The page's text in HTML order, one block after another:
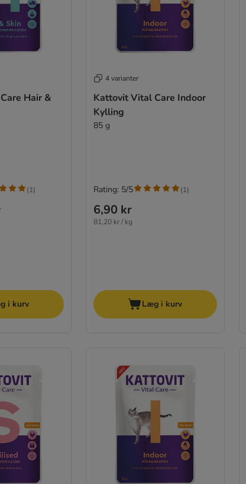
Hair &
(1)
i kurv
4 varianter
Kattovit Vital Care Indoor
Kylling
85 g
6,90 kr
81,20 kr / kg
Rating: 5/5 (1)
Læg i kurv